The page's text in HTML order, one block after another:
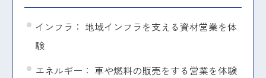
インフラ： 地域インフラを支える資材営業を体
験
エネルギー： 車や燃料の販売をする営業を体験